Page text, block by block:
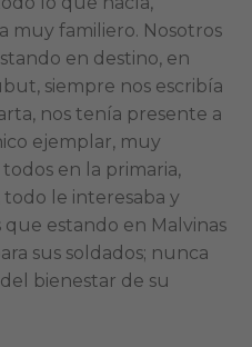
muy familiero. Nosotros
en destino, en
siempre nos escribía
nos tenía presente a
ejemplar, muy
en la primaria,
le interesaba y
estando en Malvinas
sus soldados; nunca
bienestar de su